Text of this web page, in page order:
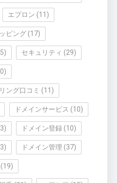
エプロン (11)
ピング(17)
セキュリティ (29)
ング口コミ (11)
ドメインサービス (10)
ドメイン登録 (10)
ドメイン管理 (37)